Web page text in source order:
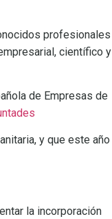
profesionales
científico y
de Empresas de
y que este año
la incorporación